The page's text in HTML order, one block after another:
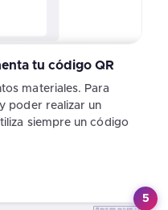
tu código QR
materiales. Para
poder realizar un
siempre un código
5